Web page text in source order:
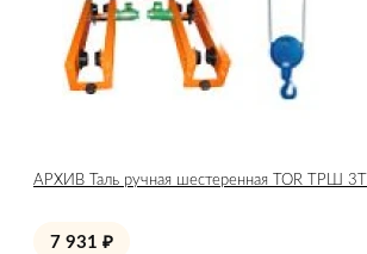
АРХИВ Таль ручная шестеренная TOR ТРШ
7 931 ₽